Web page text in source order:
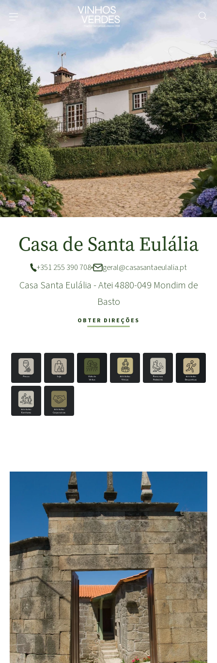
Casa de Santa Eulália
+351 255 390 708 geral@casasantaeulalia.pt
Casa Santa Eulália - Atei 4880-049 Mondim de
Basto
OBTER DIREÇÕES